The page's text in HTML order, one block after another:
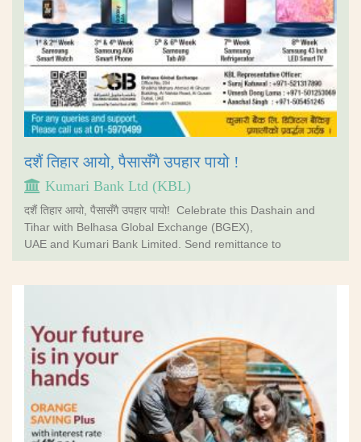
दशैं तिहार आयो, पैसासँगै उपहार पायो !
Kumari Bank Ltd (KBL)
दशैं तिहार आयो, पैसासँगै उपहार पायो! Celebrate this Dashain and
Tihar with Belhasa Global Exchange (BGEX),
UAE and Kumari Bank Limited. Send remittance to